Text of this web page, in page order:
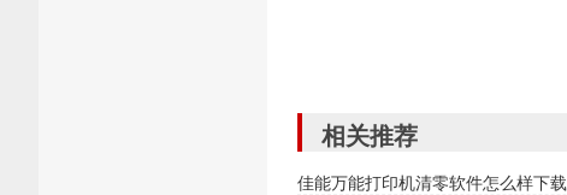
相关推荐
佳能万能打印机清零软件怎么样下载